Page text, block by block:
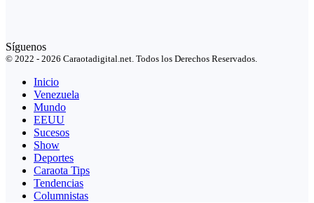
Síguenos
© 2022 - 2026 Caraotadigital.net. Todos los Derechos Reservados.
Inicio
Venezuela
Mundo
EEUU
Sucesos
Show
Deportes
Caraota Tips
Tendencias
Columnistas